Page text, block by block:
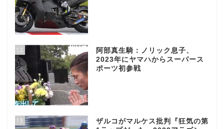
12
阿部真生騎：ノリック息子、
2023年にヤマハからスーパース
ポーツ初参戦
13
ザルコがマルケス批判『狂気の第